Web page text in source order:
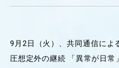
卒業生の方へ
9月2日（火）、共同通信によ
圧想定外の継続 「異常が日常